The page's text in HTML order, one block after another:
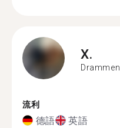
X.
Drammen
流利
德語 英語